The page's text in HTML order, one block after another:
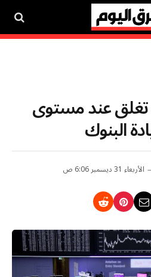
تغلق عند مستوى
البنوك
الأربعاء 31 ديسمبر 6:06 ص